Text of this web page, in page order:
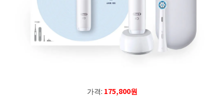
가격: 175,800원